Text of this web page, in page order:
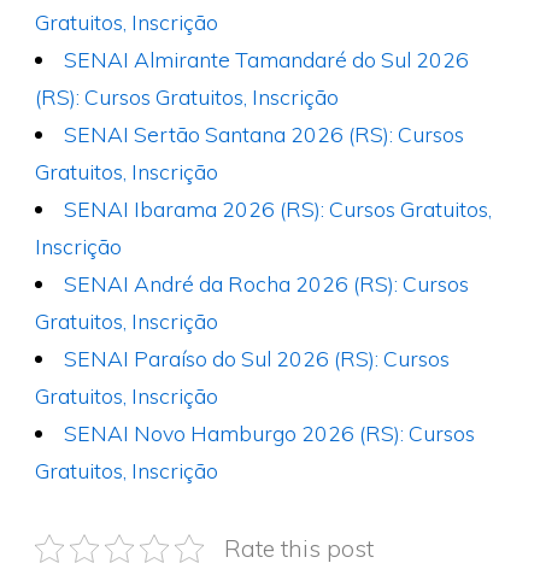
Gratuitos, Inscrição
SENAI Almirante Tamandaré do Sul 2026
(RS): Cursos Gratuitos, Inscrição
SENAI Sertão Santana 2026 (RS): Cursos
Gratuitos, Inscrição
SENAI Ibarama 2026 (RS): Cursos Gratuitos,
Inscrição
SENAI André da Rocha 2026 (RS): Cursos
Gratuitos, Inscrição
SENAI Paraíso do Sul 2026 (RS): Cursos
Gratuitos, Inscrição
SENAI Novo Hamburgo 2026 (RS): Cursos
Gratuitos, Inscrição
Rate this post